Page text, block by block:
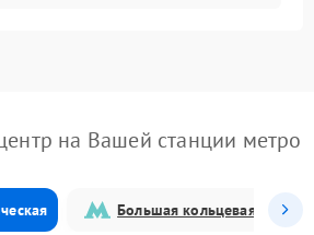
на Вашей станции метро
Большая кольцевая